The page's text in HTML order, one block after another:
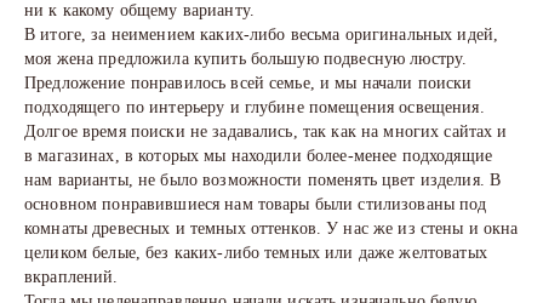
ни к какому общему варианту.
В итоге, за неимением каких-либо весьма оригинальных идей,
моя жена предложила купить большую подвесную люстру.
Предложение понравилось всей семье, и мы начали поиски
подходящего по интерьеру и глубине помещения освещения.
Долгое время поиски не задавались, так как на многих сайтах и
в магазинах, в которых мы находили более-менее подходящие
нам варианты, не было возможности поменять цвет изделия. В
основном понравившиеся нам товары были стилизованы под
комнаты древесных и темных оттенков. У нас же из стены и окна
целиком белые, без каких-либо темных или даже желтоватых
вкраплений.